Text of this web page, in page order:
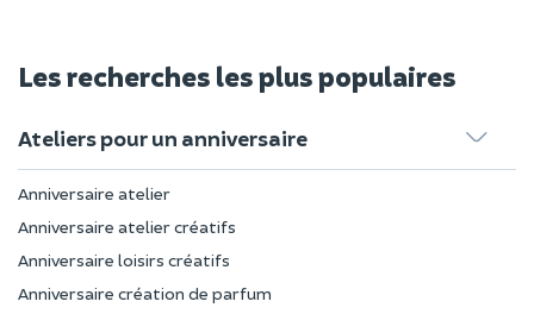
Les recherches les plus populaires
Ateliers pour un anniversaire
Anniversaire atelier
Anniversaire atelier créatifs
Anniversaire loisirs créatifs
Anniversaire création de parfum